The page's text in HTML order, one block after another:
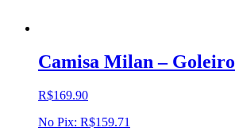
Camisa Milan – Goleiro
R$169.90
No Pix: R$159.71